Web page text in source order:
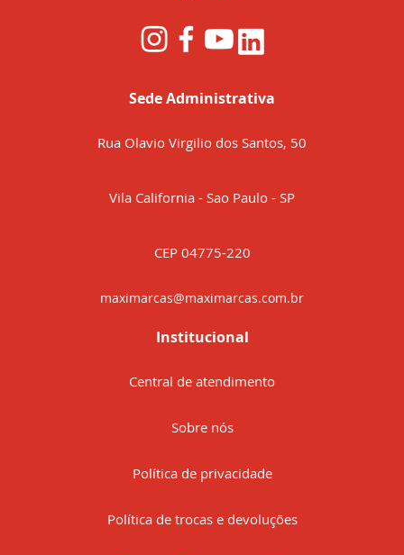
Sede Administrativa
Rua Olavio Virgilio dos Santos, 50
Vila California - Sao Paulo - SP
CEP 04775-220
maximarcas@maximarcas.com.br
Institucional
Central de atendimento
Sobre nós
Política de privacidade
Política de trocas e devoluções